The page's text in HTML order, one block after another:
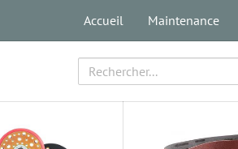
Accueil Maintenance